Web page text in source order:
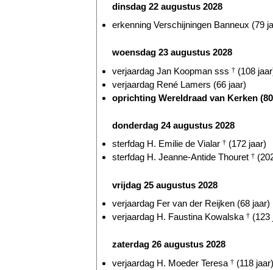
dinsdag 22 augustus 2028
erkenning Verschijningen Banneux (79
woensdag 23 augustus 2028
verjaardag Jan Koopman sss † (108
verjaardag René Lamers (66 jaar)
oprichting Wereldraad van Kerken
donderdag 24 augustus 2028
sterfdag H. Emilie de Vialar † (172 jaar)
sterfdag H. Jeanne-Antide Thouret †
vrijdag 25 augustus 2028
verjaardag Fer van der Reijken (68 jaar)
verjaardag H. Faustina Kowalska † (123
zaterdag 26 augustus 2028
verjaardag H. Moeder Teresa † (118 jaar)